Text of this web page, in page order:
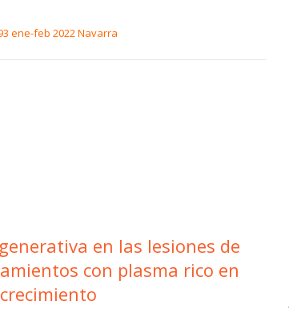
ene-feb 2022 Navarra
en las lesiones de
con plasma rico en